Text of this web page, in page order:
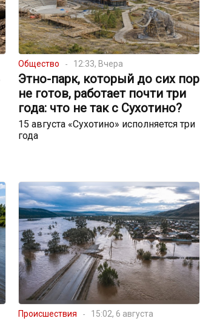
Общество 12:33, Вчера
Этно-парк, который до сих пор
не готов, работает почти три
года: что не так с Сухотино?
15 августа «Сухотино» исполняется три
года
Происшествия 15:02, 6 августа